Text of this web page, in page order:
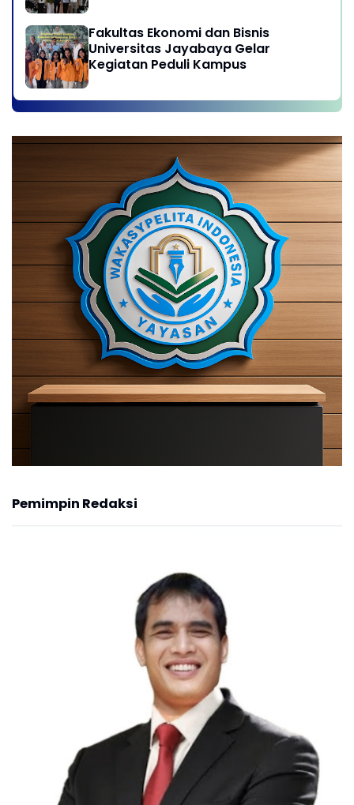
Fakultas Ekonomi dan Bisnis
Universitas Jayabaya Gelar
Kegiatan Peduli Kampus
Pemimpin Redaksi